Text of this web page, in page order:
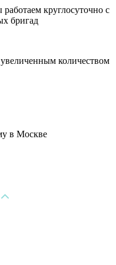
круглосуточно с
бригад
количеством
в Москве